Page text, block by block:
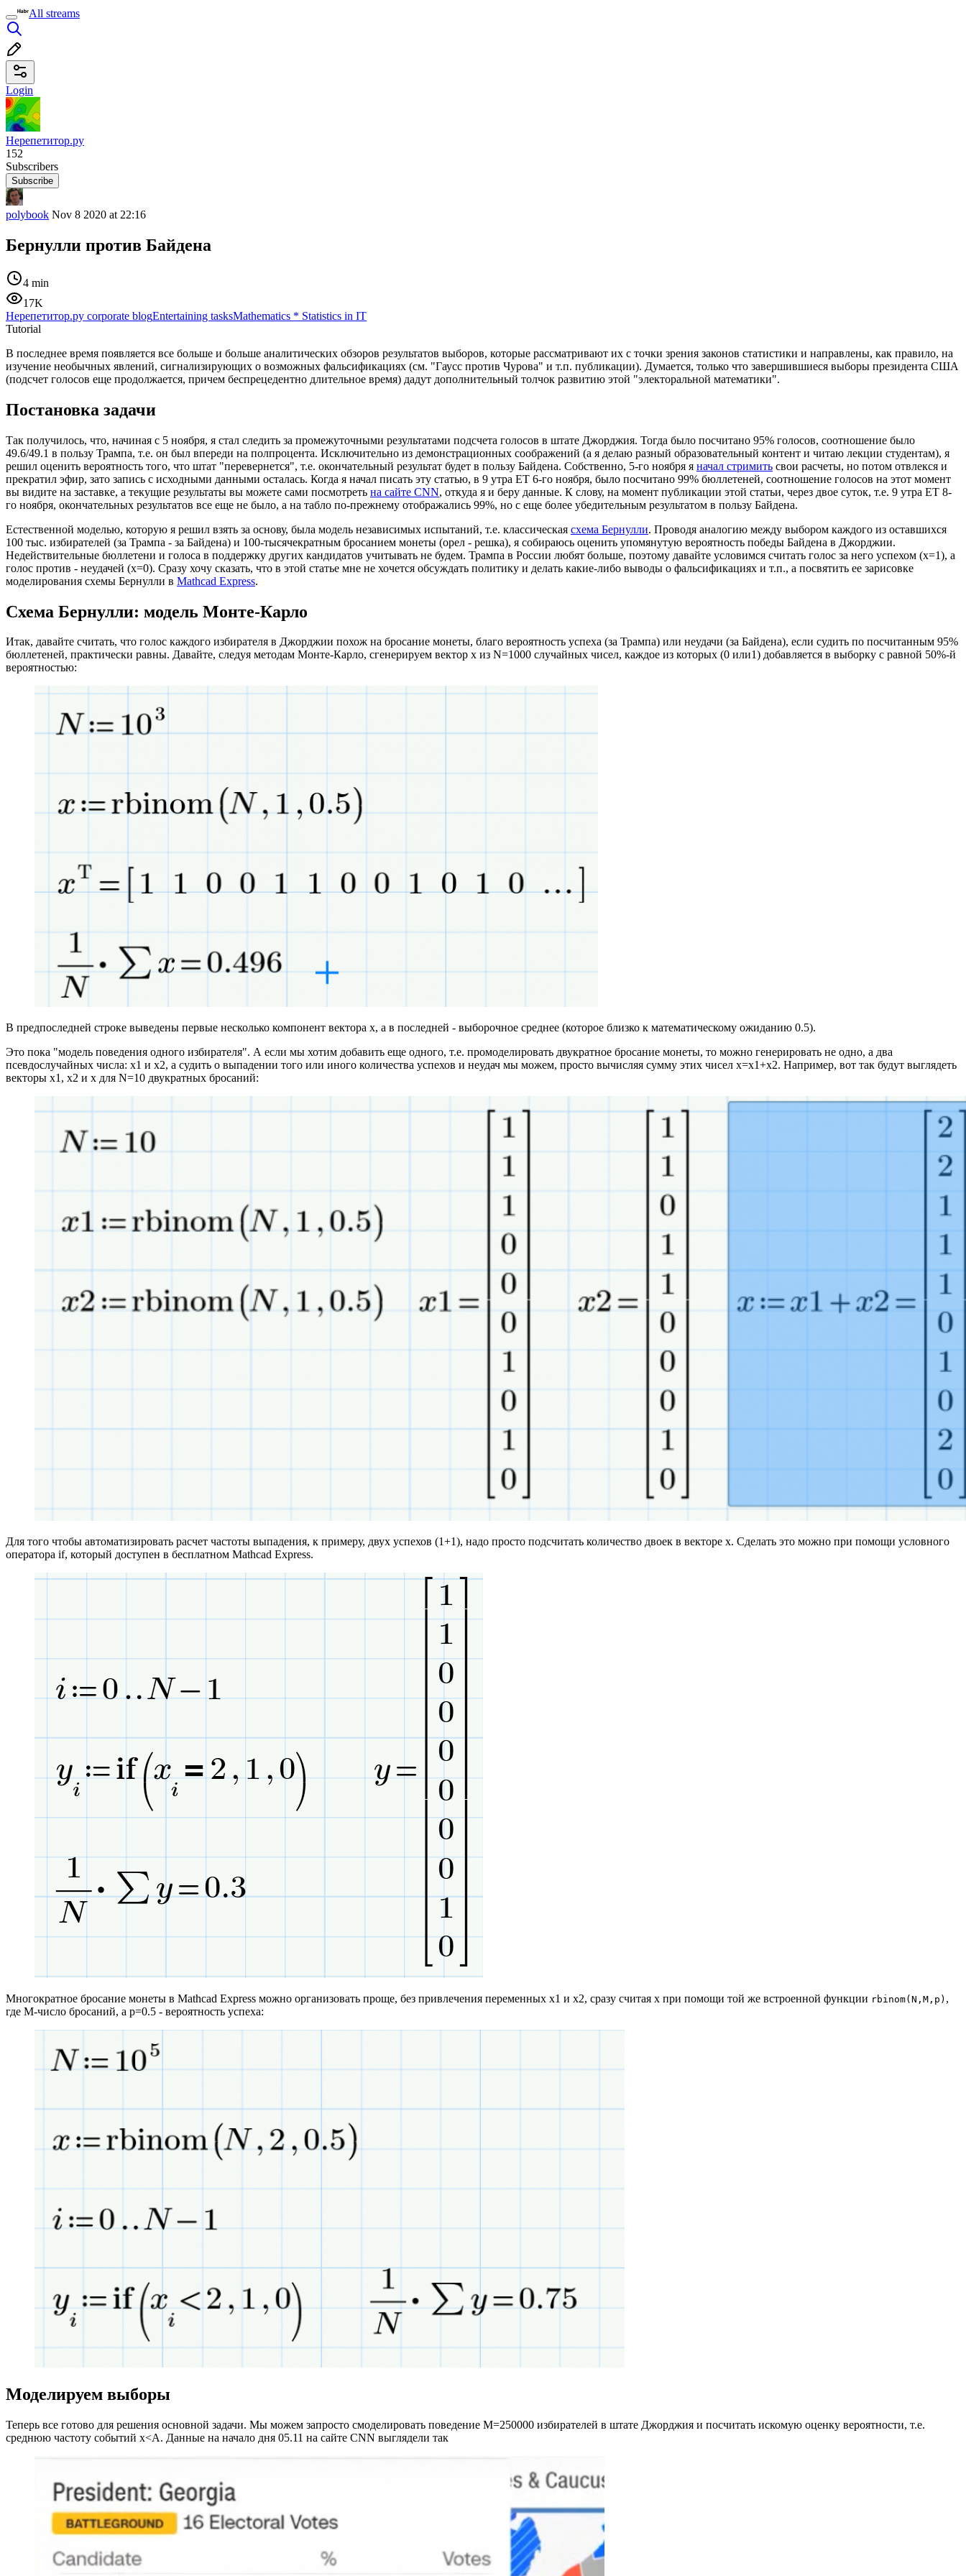
All streams
Login
Нерепетитор.ру
152
Subscribers
Subscribe
polybook Nov 8 2020 at 22:16
Бернулли против Байдена
4 min
17K
Нерепетитор.ру corporate blogEntertaining tasksMathematics * Statistics in IT
Tutorial
В последнее время появляется все больше и больше аналитических обзоров результатов выборов, которые рассматривают их с точки зрения законов статистики и направлены, как правило, на
изучение необычных явлений, сигнализирующих о возможных фальсификациях (см. "Гаусс против Чурова" и т.п. публикации). Думается, только что завершившиеся выборы президента США
(подсчет голосов еще продолжается, причем беспрецедентно длительное время) дадут дополнительный толчок развитию этой "электоральной математики".
Постановка задачи
Так получилось, что, начиная с 5 ноября, я стал следить за промежуточными результатами подсчета голосов в штате Джорджия. Тогда было посчитано 95% голосов, соотношение было
49.6/49.1 в пользу Трампа, т.е. он был впереди на полпроцента. Исключительно из демонстрационных соображений (а я делаю разный образовательный контент и читаю лекции студентам), я
решил оценить вероятность того, что штат "перевернется", т.е. окончательный результат будет в пользу Байдена. Собственно, 5-го ноября я начал стримить свои расчеты, но потом отвлекся и
прекратил эфир, зато запись с исходными данными осталась. Когда я начал писать эту статью, в 9 утра ЕТ 6-го ноября, было посчитано 99% бюллетеней, соотношение голосов на этот момент
вы видите на заставке, а текущие результаты вы можете сами посмотреть на сайте CNN, откуда я и беру данные. К слову, на момент публикации этой статьи, через двое суток, т.е. 9 утра ЕТ 8-
го ноября, окончательных результатов все еще не было, а на табло по-прежнему отображались 99%, но с еще более убедительным результатом в пользу Байдена.
Естественной моделью, которую я решил взять за основу, была модель независимых испытаний, т.е. классическая схема Бернулли. Проводя аналогию между выбором каждого из оставшихся
100 тыс. избирателей (за Трампа - за Байдена) и 100-тысячекратным бросанием монеты (орел - решка), я собираюсь оценить упомянутую вероятность победы Байдена в Джорджии.
Недействительные бюллетени и голоса в поддержку других кандидатов учитывать не будем. Трампа в России любят больше, поэтому давайте условимся считать голос за него успехом (х=1), а
голос против - неудачей (х=0). Сразу хочу сказать, что в этой статье мне не хочется обсуждать политику и делать какие-либо выводы о фальсификациях и т.п., а посвятить ее зарисовке
моделирования схемы Бернулли в Mathcad Express.
Схема Бернулли: модель Монте-Карло
Итак, давайте считать, что голос каждого избирателя в Джорджии похож на бросание монеты, благо вероятность успеха (за Трампа) или неудачи (за Байдена), если судить по посчитанным 95%
бюллетеней, практически равны. Давайте, следуя методам Монте-Карло, сгенерируем вектор х из N=1000 случайных чисел, каждое из которых (0 или1) добавляется в выборку с равной 50%-й
вероятностью:
В предпоследней строке выведены первые несколько компонент вектора х, а в последней - выборочное среднее (которое близко к математическому ожиданию 0.5).
Это пока "модель поведения одного избирателя". А если мы хотим добавить еще одного, т.е. промоделировать двукратное бросание монеты, то можно генерировать не одно, а два
псевдослучайных числа: х1 и х2, а судить о выпадении того или иного количества успехов и неудач мы можем, просто вычисляя сумму этих чисел х=х1+х2. Например, вот так будут выглядеть
векторы х1, х2 и х для N=10 двукратных бросаний:
Для того чтобы автоматизировать расчет частоты выпадения, к примеру, двух успехов (1+1), надо просто подсчитать количество двоек в векторе х. Сделать это можно при помощи условного
оператора if, который доступен в бесплатном Mathcad Express.
Многократное бросание монеты в Mathcad Express можно организовать проще, без привлечения переменных х1 и х2, сразу считая х при помощи той же встроенной функции rbinom(N,M,p) ,
где M-число бросаний, а p=0.5 - вероятность успеха:
Моделируем выборы
Теперь все готово для решения основной задачи. Мы можем запросто смоделировать поведение М=250000 избирателей в штате Джорджия и посчитать искомую оценку вероятности, т.е.
среднюю частоту событий x<A. Данные на начало дня 05.11 на сайте CNN выглядели так